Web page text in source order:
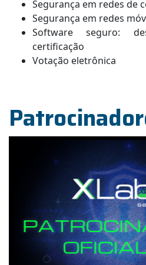
Segurança em redes de
Segurança em redes
Software seguro:
certificação
Votação eletrônica